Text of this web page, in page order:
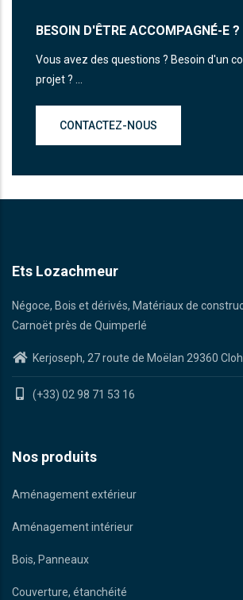
BESOIN D'ÊTRE ACCOMPAGNÉ-E ?
Vous avez des questions ? Besoin d'un
projet ? ...
CONTACTEZ-NOUS
Ets Lozachmeur
Négoce, Bois et dérivés, Matériaux de
Carnoët près de Quimperlé
Kerjoseph, 27 route de Moëlan 29360
(+33) 02 98 71 53 16
Nos produits
Aménagement extérieur
Aménagement intérieur
Bois, Panneaux
Couverture, étanchéité